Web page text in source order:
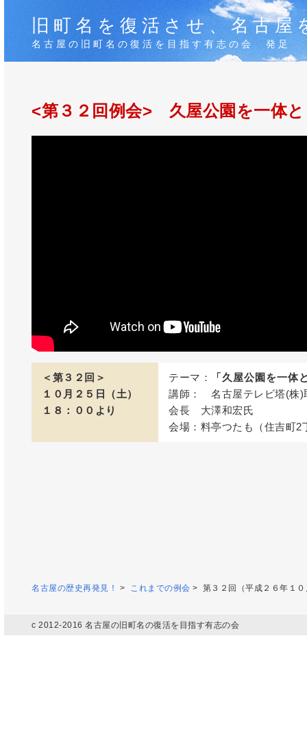
旧町名を復活させ、名古
名古屋の旧町名の復活を目指す有志の会 発足
<第３２回例会> 久屋公園を一体
＜第３２回＞
１０月２５日（土）
１８：００より
テーマ：
「久屋公園を一体
講師： 名古屋テレビ塔(株)
会長 大澤和宏氏
会場：料亭つたも（住吉町2
名古屋の歴史再発見！ > これまでの例会 > 第３２回（平成２６年１０
c 2012-2016 名古屋の旧町名の復活を目指す有志の会